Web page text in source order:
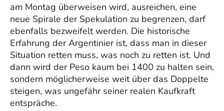
am Montag überweisen wird, ausreichen, eine
neue Spirale der Spekulation zu begrenzen, darf
ebenfalls bezweifelt werden. Die historische
Erfahrung der Argentinier ist, dass man in dieser
Situation retten muss, was noch zu retten ist. Und
dann wird der Peso kaum bei 1400 zu halten sein,
sondern möglicherweise weit über das Doppelte
steigen, was ungefähr seiner realen Kaufkraft
entspräche.